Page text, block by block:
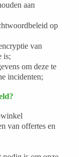
aan
op
van
is;
om deze te
incidenten;
van offertes en